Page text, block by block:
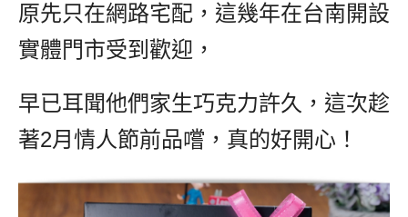
原先只在網路宅配，這幾年在台南開設
實體門市受到歡迎，
早已耳聞他們家生巧克力許久，這次趁
著2月情人節前品嚐，真的好開心！